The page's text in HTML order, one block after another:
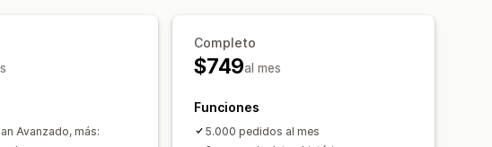
en tiempo real
Avanzado, más:
Completo
$749al mes
Funciones
5.000 pedidos al mes